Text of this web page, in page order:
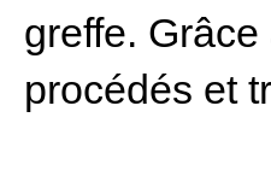
greffe.
procédés et